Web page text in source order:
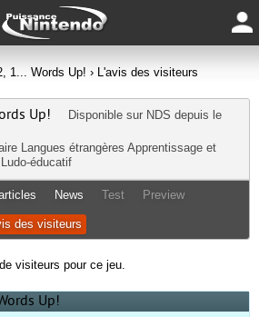
1... Words Up! › L'avis des visiteurs
Up! Disponible sur NDS depuis le
Langues étrangères Apprentissage et
Ludo-éducatif
News Test Preview
des visiteurs
visiteurs pour ce jeu.
Up!